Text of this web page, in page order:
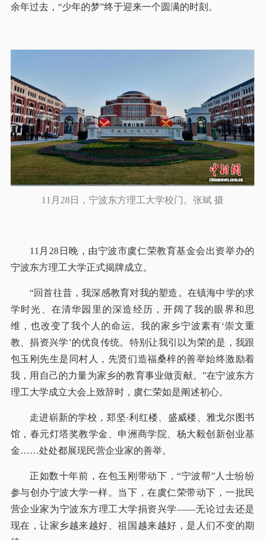
余年过去，“少年的梦”终于迎来一个圆满的时刻。
11月28日，宁波东方理工大学校门。张斌 摄
11月28日晚，由宁波市虞仁荣教育基金会出资举办的
宁波东方理工大学正式揭牌成立。
“回首往昔，我深感教育对我的塑造。在镇海中学的求
学时光、在清华园里的深造经历，开阔了我的眼界和思
维，也改变了我个人的命运。我的家乡宁波素有‘崇文重
教、捐资兴学’的优良传统。特别让我引以为荣的是，我跟
包玉刚先生是同村人，先贤们造福桑梓的善举始终激励着
我，用自己的力量为家乡的教育事业做贡献。”在宁波东方
理工大学成立大会上致辞时，虞仁荣如是阐述初心。
走进崭新的学校，郑坚·利红楼、盛威楼、雅戈尔图书
馆，春元灯塔奖教学金、申洲商学院、杨大毅创新创业基
金……处处都展现民营企业家的善举。
正如数十年前，在包玉刚带动下，“宁波帮”人士纷纷
参与创办宁波大学一样。当下，在虞仁荣带动下，一批民
营企业家为宁波东方理工大学捐资兴学——无论过去还是
现在，让家乡越来越好、祖国越来越好，是人们不变的期